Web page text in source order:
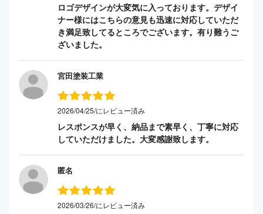
ロゴデザインが大変気に入っております。デザイ
ナー様にはこちらの意見も迅速に対応していただ
き満足致してるところでございます。有り難うご
ざいました。
宮田塗装工業
2026/04/25/にレビュー済み
レスポンスが早く、納品まで素早く、丁寧に対応
していただけました。大変感謝致します。
匿名
2026/03/26/にレビュー済み